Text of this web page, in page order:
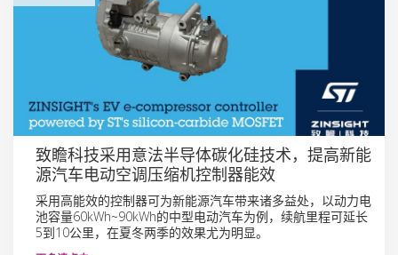
致瞻科技采用意法半导体碳化硅技术，提高新能
源汽车电动空调压缩机控制器能效
采用高能效的控制器可为新能源汽车带来诸多益处，以动力电
池容量60kWh~90kWh的中型电动汽车为例，续航里程可延长
5到10公里，在夏冬两季的效果尤为明显。